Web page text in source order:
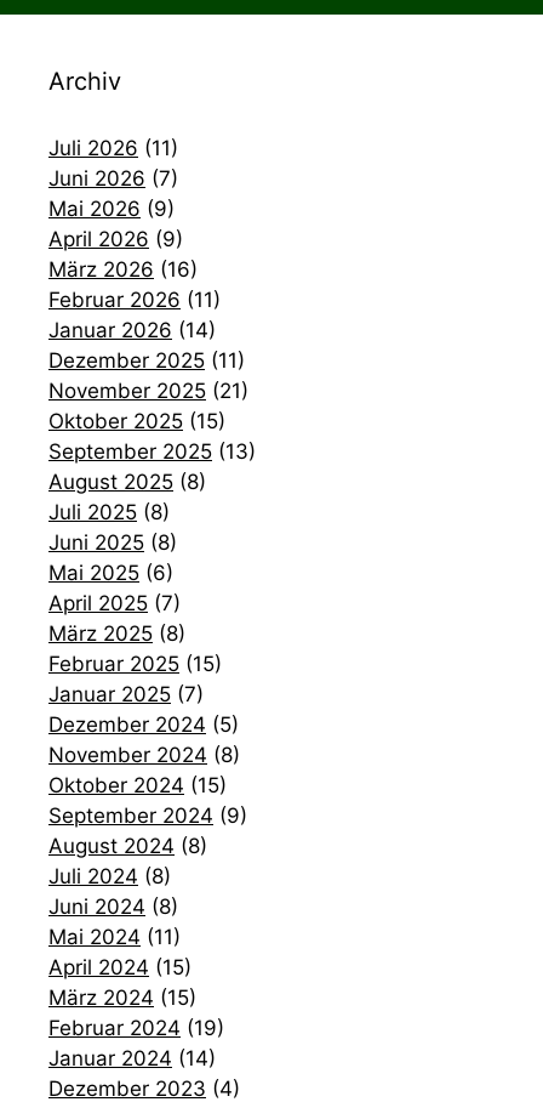
Archiv
Juli 2026 (11)
Juni 2026 (7)
Mai 2026 (9)
April 2026 (9)
März 2026 (16)
Februar 2026 (11)
Januar 2026 (14)
Dezember 2025 (11)
November 2025 (21)
Oktober 2025 (15)
September 2025 (13)
August 2025 (8)
Juli 2025 (8)
Juni 2025 (8)
Mai 2025 (6)
April 2025 (7)
März 2025 (8)
Februar 2025 (15)
Januar 2025 (7)
Dezember 2024 (5)
November 2024 (8)
Oktober 2024 (15)
September 2024 (9)
August 2024 (8)
Juli 2024 (8)
Juni 2024 (8)
Mai 2024 (11)
April 2024 (15)
März 2024 (15)
Februar 2024 (19)
Januar 2024 (14)
Dezember 2023 (4)